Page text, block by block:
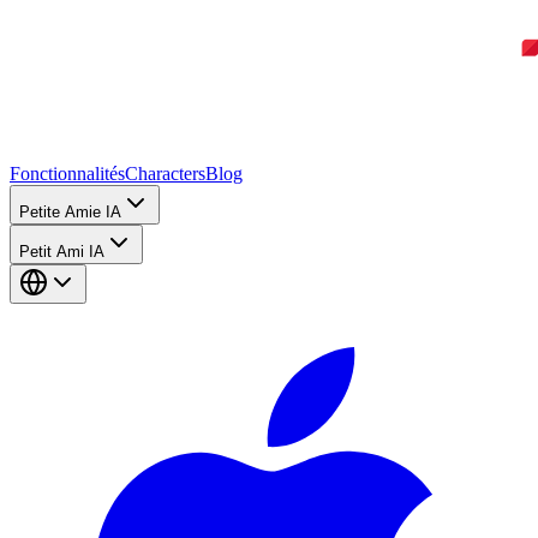
FonctionnalitésCharactersBlog
Petite Amie IA
Petit Ami IA